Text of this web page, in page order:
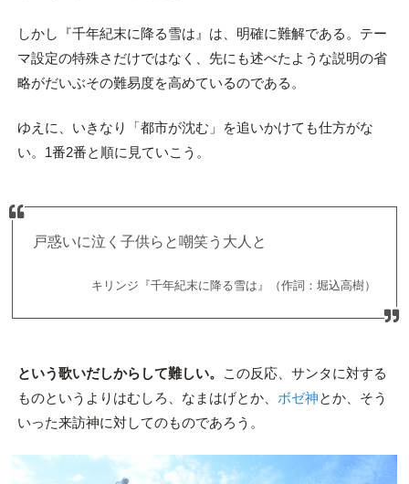
しかし『千年紀末に降る雪は』は、明確に難解である。テー
マ設定の特殊さだけではなく、先にも述べたような説明の省
略がだいぶその難易度を高めているのである。
ゆえに、いきなり「都市が沈む」を追いかけても仕方がな
い。1番2番と順に見ていこう。
戸惑いに泣く子供らと嘲笑う大人と
キリンジ『千年紀末に降る雪は』（作詞：堀込高樹）
という歌いだしからして難しい。
この反応、サンタに対する
ものというよりはむしろ、なまはげとか、 ボゼ神とか、そう
いった来訪神に対してのものであろう。